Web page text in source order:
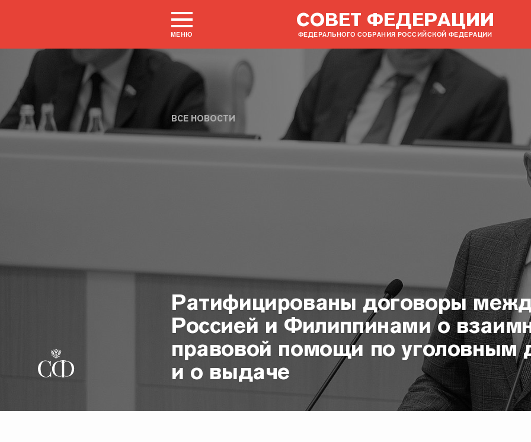
МЕНЮ
СОВЕТ ФЕДЕРАЦИИ
ФЕДЕРАЛЬНОГО СОБРАНИЯ РОССИЙСКОЙ ФЕДЕРАЦИИ
ВСЕ НОВОСТИ
Ратифицированы договоры
Россией и Филиппинами о
правовой помощи по уголовным
и о выдаче